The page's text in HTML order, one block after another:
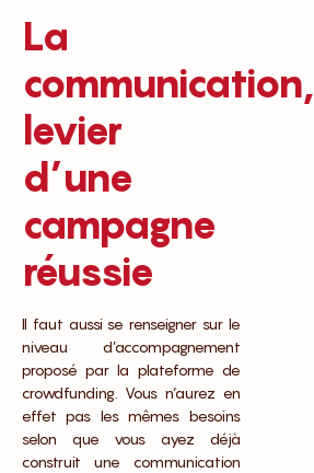
La
communication,
levier
d’une
campagne
réussie
Il faut aussi se renseigner sur le
niveau d’accompagnement
proposé par la plateforme de
crowdfunding. Vous n‘aurez en
effet pas les mêmes besoins
selon que vous ayez déjà
construit une communication